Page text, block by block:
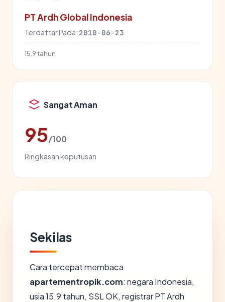
PT Ardh Global Indonesia
Terdaftar Pada: 2010-06-23
15.9 tahun
Sangat Aman
95/100
Ringkasan keputusan
Sekilas
Cara tercepat membaca
apartementropik.com: negara Indonesia,
usia 15.9 tahun, SSL OK, registrar PT Ardh